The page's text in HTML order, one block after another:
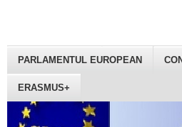
PARLAMENTUL EUROPEAN
ERASMUS+